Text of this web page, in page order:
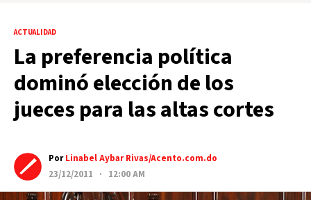
ACTUALIDAD
La preferencia política
dominó elección de los
jueces para las altas cortes
PorLinabel Aybar Rivas/Acento.com.do
23/12/2011 · 12:00 AM